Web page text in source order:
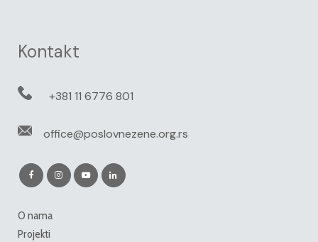
Kontakt
+381 11 6776 801
office@poslovnezene.org.rs
O nama
Projekti